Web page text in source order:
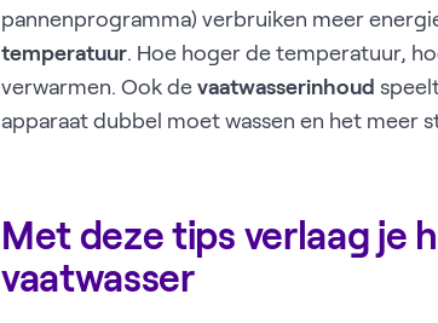
pannenprogramma) verbruiken meer
temperatuur. Hoe hoger de temperatuur,
verwarmen. Ook de vaatwasserinhoud
apparaat dubbel moet wassen en het meer
Met deze tips verlaag je
vaatwasser